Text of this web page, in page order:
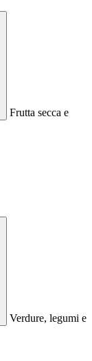
Frutta secca e
Verdure, legumi e